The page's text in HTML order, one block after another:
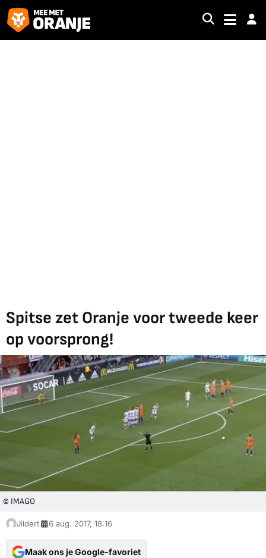
Spitse zet Oranje voor tweede keer
op voorsprong!
© IMAGO
Jildert 6 aug. 2017, 18:16
Maak ons je Google-favoriet